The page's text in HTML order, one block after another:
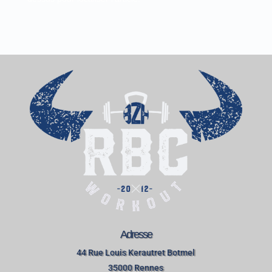
Adresse
44 Rue Louis Kerautret Botmel
35000 Rennes